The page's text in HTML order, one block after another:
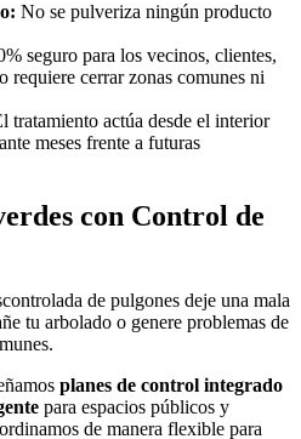
No se pulveriza ningún producto
seguro para los vecinos, clientes,
requiere cerrar zonas comunes ni
tratamiento actúa desde el interior
meses frente a futuras
con Control de
de pulgones deje una mala
tu arbolado o genere problemas de
planes de control integrado
para espacios públicos y
de manera flexible para